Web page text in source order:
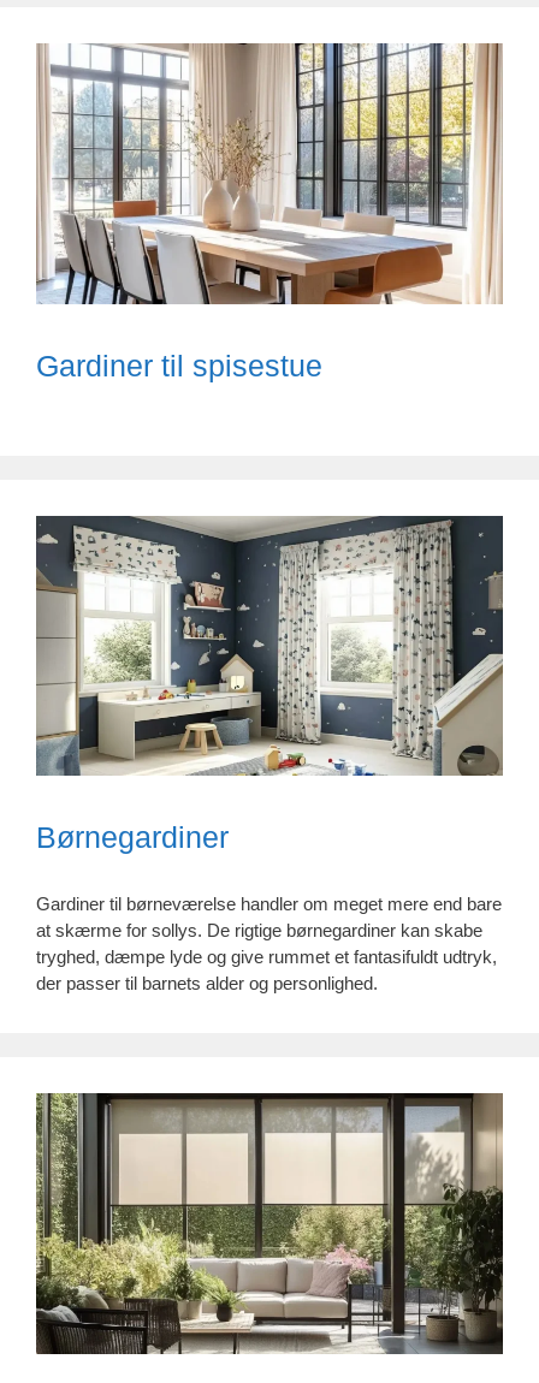
Gardiner til spisestue
Børnegardiner
Gardiner til børneværelse handler om meget mere end bare
at skærme for sollys. De rigtige børnegardiner kan skabe
tryghed, dæmpe lyde og give rummet et fantasifuldt udtryk,
der passer til barnets alder og personlighed.